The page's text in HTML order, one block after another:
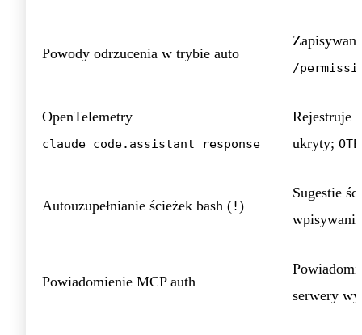
Powody odrzucenia w trybie auto
/
OpenTelemetry
claude_code.assistant_response
Rejestruje
ukryty;
Autouzupełnianie ścieżek bash (!)
Sugestie
wpisywania
Powiadomienie MCP auth
serwery